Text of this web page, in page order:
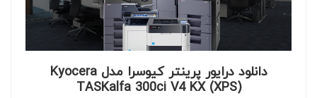
دانلود درایور پرینتر کیوسرا مدل Kyocera
TASKalfa 300ci V4 KX (XPS)